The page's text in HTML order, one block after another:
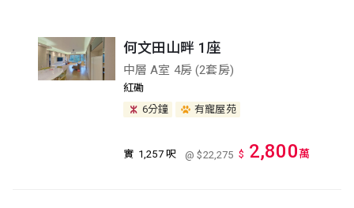
何文田山畔 1座
中層 A室 4房 (2套房)
紅磡
6分鐘
有寵屋苑
實 1,257 呎 @ $22,275 $ 2,800萬